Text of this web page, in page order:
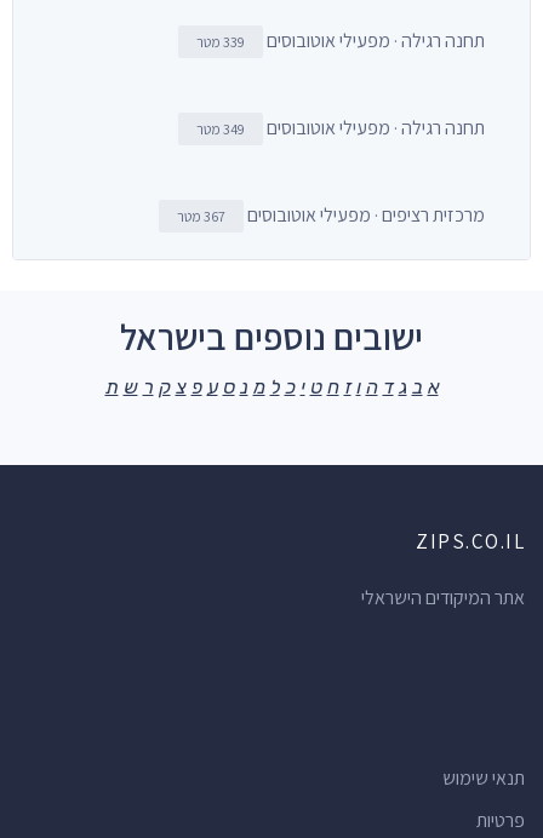
תחנה רגילה · מפעילי אוטובוסים 339 מטר
תחנה רגילה · מפעילי אוטובוסים 349 מטר
מרכזית רציפים · מפעילי אוטובוסים 367 מטר
ישובים נוספים בישראל
א ב ג ד ה ו ז ח ט י כ ל מ נ ס ע פ צ ק ר ש ת
ZIPS.CO.IL
אתר המיקודים הישראלי
תנאי שימוש
פרטיות